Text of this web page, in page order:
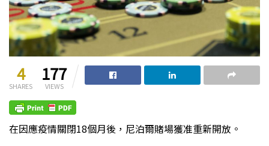
4
SHARES
177
VIEWS
在因應疫情關閉18個月後，尼泊爾賭場獲准重新開放。